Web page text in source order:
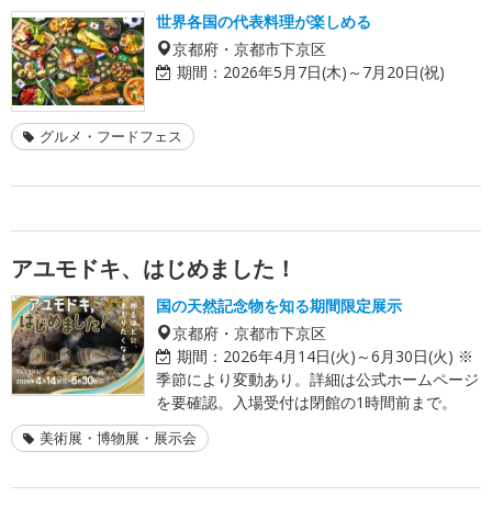
世界各国の代表料理が楽しめる
京都府・京都市下京区
期間： 2026年5月7日(木)～7月20日(祝)
グルメ・フードフェス
アユモドキ、はじめました！
国の天然記念物を知る期間限定展示
京都府・京都市下京区
期間： 2026年4月14日(火)～6月30日(火) ※
季節により変動あり。詳細は公式ホームページ
を要確認。入場受付は閉館の1時間前まで。
美術展・博物展・展示会